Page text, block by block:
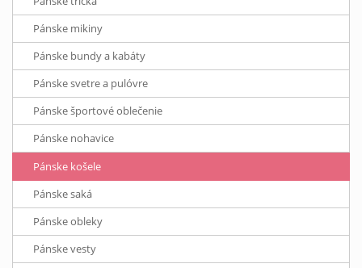
Pánske mikiny
Pánske bundy a kabáty
Pánske svetre a pulóvre
Pánske športové oblečenie
Pánske nohavice
Pánske košele
Pánske saká
Pánske obleky
Pánske vesty